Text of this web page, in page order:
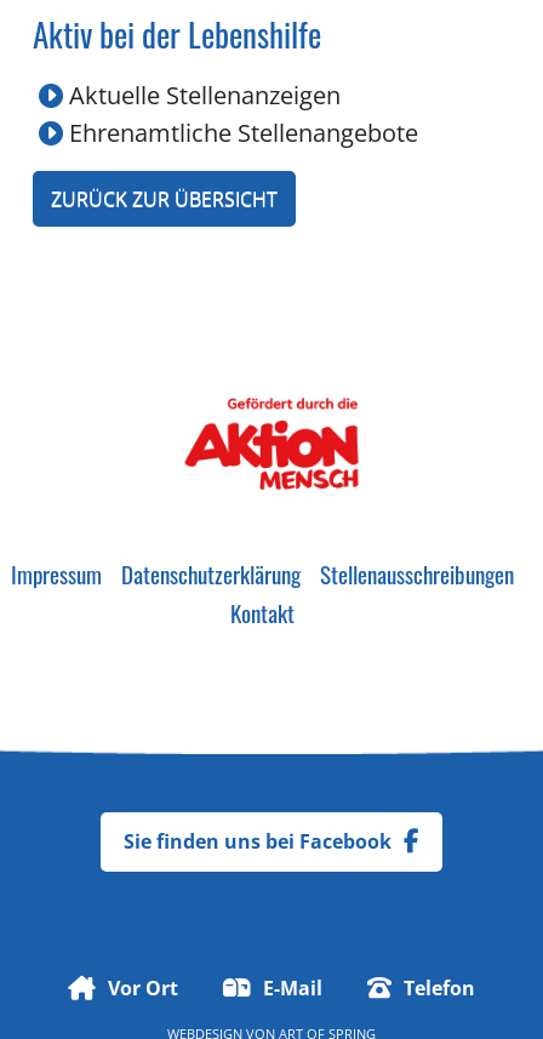
Aktiv bei der Lebenshilfe
Aktuelle Stellenanzeigen
Ehrenamtliche Stellenangebote
ZURÜCK ZUR ÜBERSICHT
Impressum Datenschutzerklärung Stellenausschreibungen
Kontakt
Sie finden uns bei Facebook
Vor Ort E-Mail Telefon
WEBDESIGN VON ART OF SPRING